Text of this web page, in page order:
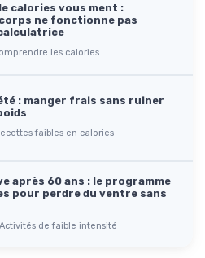
calories vous ment :
ne fonctionne pas
les calories
: manger frais sans ruiner
faibles en calories
après 60 ans : le programme
pour perdre du ventre sans
de faible intensité